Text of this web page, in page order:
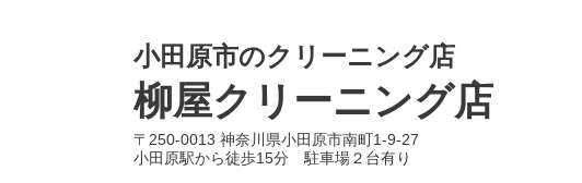
小田原市のクリーニング店
柳屋クリーニング店
〒250-0013 神奈川県小田原市南町1-9-27
小田原駅から徒歩15分 駐車場２台有り